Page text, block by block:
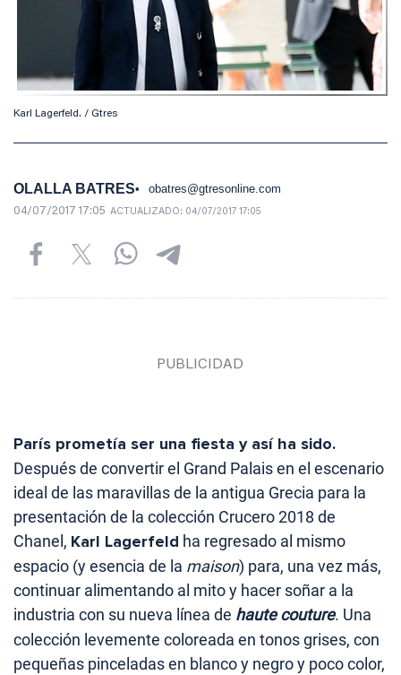
Karl Lagerfeld. / Gtres
OLALLA BATRES obatres@gtresonline.com
04/07/2017 17:05 ACTUALIZADO: 04/07/2017 17:05
París prometía ser una fiesta y así ha sido.
Después de convertir el Grand Palais en el escenario
ideal de las maravillas de la antigua Grecia para la
presentación de la colección Crucero 2018 de
Chanel, Karl Lagerfeld ha regresado al mismo
espacio (y esencia de la maison) para, una vez más,
continuar alimentando al mito y hacer soñar a la
industria con su nueva línea de haute couture. Una
colección levemente coloreada en tonos grises, con
pequeñas pinceladas en blanco y negro y poco color,